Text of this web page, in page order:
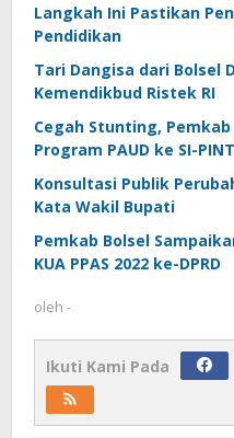
Langkah Ini Pastikan
Pendidikan
Tari Dangisa dari Bolsel
Kemendikbud Ristek RI
Cegah Stunting,
Program PAUD ke SI-
Konsultasi Publik
Kata Wakil Bupati
Pemkab Bolsel
KUA PPAS 2022 ke-DPRD
oleh -
Ikuti Kami Pada